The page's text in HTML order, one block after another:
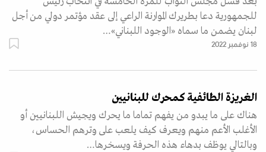
للجمهورية دعا بطريرك الموارنة الراعي إلى عقد مؤتمر دولي من أجل
لبنان يضمن ما سماه «الوجود اللبناني»…
18 نوفمبر 2022
الغريزة الطائفية كمحرك للبنانيين
هناك على ما يبدو من يفهم تماما ما يحرك ويجيش اللبنانيين أو
الأغلب الأعم منهم ويعرف كيف يلعب على وترهم الحساس،
وبالتالي يوظف بدهاء هذه الحرفة ويسخرها…